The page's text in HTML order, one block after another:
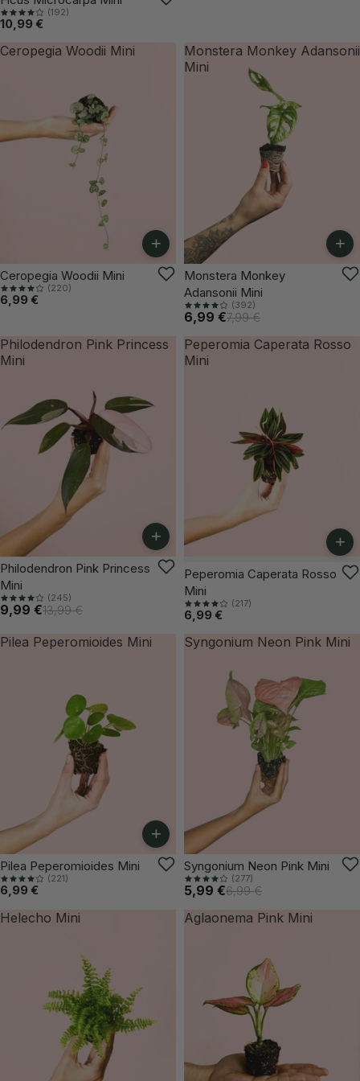
(192)
10,99 €
Ceropegia Woodii Mini
+
Ceropegia Woodii Mini
(220)
6,99 €
Monstera Monkey Adansonii
Mini
-12%
+
Monstera Monkey
Adansonii Mini
(392)
6,99 €7,99 €
Philodendron Pink Princess
Mini
-28%
+
Philodendron Pink Princess
Mini
(245)
9,99 €13,99 €
Peperomia Caperata Rosso
Mini
+
Peperomia Caperata Rosso
Mini
(217)
6,99 €
Pilea Peperomioides Mini
+
Pilea Peperomioides Mini
(221)
6,99 €
Syngonium Neon Pink Mini
VUELVE PRONTO
Syngonium Neon Pink Mini
(277)
5,99 €6,99 €
Helecho Mini Aglaonema Pink Mini